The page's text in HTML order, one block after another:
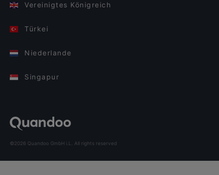
Vereinigtes Königreich
Türkei
Niederlande
Singapur
©2026 Quandoo GmbH i.L. All rights reserved